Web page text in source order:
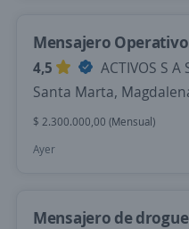
Mensajero Operativo
4,5
ACTIVOS S A
Santa Marta,
$ 2.300.000,00 (Mensual)
Ayer
Mensajero de